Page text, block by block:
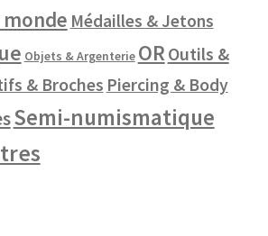
monde Médailles & Jetons
Objets & Argenterie OR Outils &
& Broches Piercing & Body
Semi-numismatique